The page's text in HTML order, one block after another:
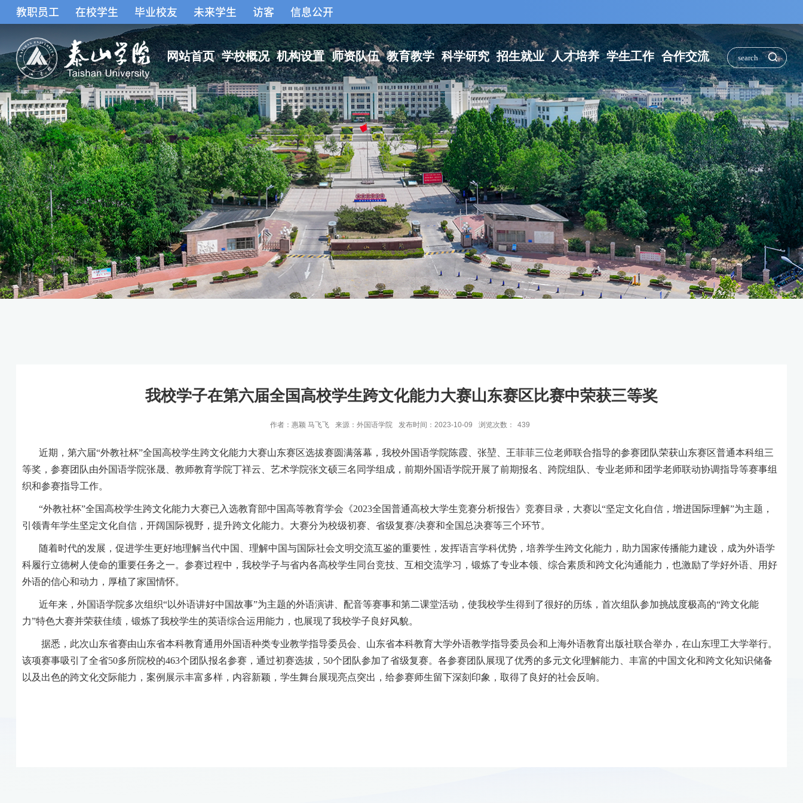
教职员工 在校学生 毕业校友 未来学生 访客 信息公开
网站首页 学校概况 机构设置 师资队伍 教育教学 科学研究 招生就业 人才培养 学生工作 合作交流
我校学子在第六届全国高校学生跨文化能力大赛山东赛区比赛中荣获三等奖
作者：惠颖 马飞飞 来源：外国语学院 发布时间：2023-10-09 浏览次数： 439
近期，第六届“外教社杯”全国高校学生跨文化能力大赛山东赛区选拔赛圆满落幕，我校外国语学院陈霞、张堃、王菲菲三位老师联合指导的参赛团队荣获山东赛区普通本科组三
等奖，参赛团队由外国语学院张晟、教师教育学院丁祥云、艺术学院张文硕三名同学组成，前期外国语学院开展了前期报名、跨院组队、专业老师和团学老师联动协调指导等赛事组
织和参赛指导工作。
“外教社杯”全国高校学生跨文化能力大赛已入选教育部中国高等教育学会《2023全国普通高校大学生竞赛分析报告》竞赛目录，大赛以“坚定文化自信，增进国际理解”为主题，
引领青年学生坚定文化自信，开阔国际视野，提升跨文化能力。大赛分为校级初赛、省级复赛/决赛和全国总决赛等三个环节。
随着时代的发展，促进学生更好地理解当代中国、理解中国与国际社会文明交流互鉴的重要性，发挥语言学科优势，培养学生跨文化能力，助力国家传播能力建设，成为外语学
科履行立德树人使命的重要任务之一。参赛过程中，我校学子与省内各高校学生同台竞技、互相交流学习，锻炼了专业本领、综合素质和跨文化沟通能力，也激励了学好外语、用好
外语的信心和动力，厚植了家国情怀。
近年来，外国语学院多次组织“以外语讲好中国故事”为主题的外语演讲、配音等赛事和第二课堂活动，使我校学生得到了很好的历练，首次组队参加挑战度极高的“跨文化能
力”特色大赛并荣获佳绩，锻炼了我校学生的英语综合运用能力，也展现了我校学子良好风貌。
据悉，此次山东省赛由山东省本科教育通用外国语种类专业教学指导委员会、山东省本科教育大学外语教学指导委员会和上海外语教育出版社联合举办，在山东理工大学举行。
该项赛事吸引了全省50多所院校的463个团队报名参赛，通过初赛选拔，50个团队参加了省级复赛。各参赛团队展现了优秀的多元文化理解能力、丰富的中国文化和跨文化知识储备
以及出色的跨文化交际能力，案例展示丰富多样，内容新颖，学生舞台展现亮点突出，给参赛师生留下深刻印象，取得了良好的社会反响。